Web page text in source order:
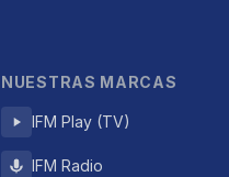
NUESTRAS MARCAS
IFM Play (TV)
IFM Radio